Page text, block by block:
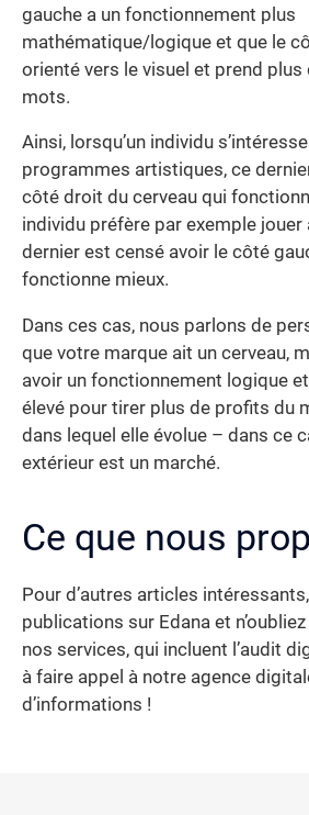
gauche a un fonctionnement plus
mathématique/logique et que le
orienté vers le visuel et prend plus
mots.
Ainsi, lorsqu’un individu
programmes artistiques, ce
côté droit du cerveau qui
individu préfère par exemple jouer
dernier est censé avoir le côté
fonctionne mieux.
Dans ces cas, nous parlons de
que votre marque ait un cerveau,
avoir un fonctionnement logique
élevé pour tirer plus de profits du
dans lequel elle évolue – dans ce
extérieur est un marché.
Ce que nous
Pour d’autres articles
publications sur Edana et
nos services, qui incluent l’audit
à faire appel à notre agence
d’informations !